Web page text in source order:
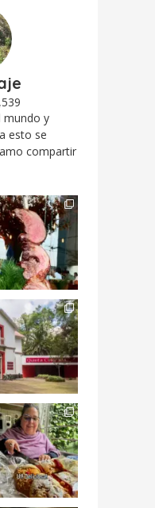
mundo y
esto se
compartir
a celebrar a
dos #mamás
cercanas mi...
17 0
Esta
en la
el...
12 0
tocó rosca de
Tagers un
de
Avenida...
50 10